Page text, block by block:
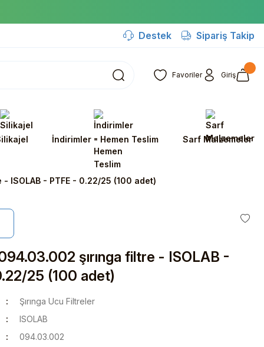
Destek Sipariş Takip
Favoriler Giriş
İndirimler - Hemen Teslim Sarf Malzemeler
ISOLAB - PTFE - 0.22/25 (100 adet)
şırınga filtre - ISOLAB -
25 (100 adet)
Şırınga Ucu Filtreler
ISOLAB
094.03.002